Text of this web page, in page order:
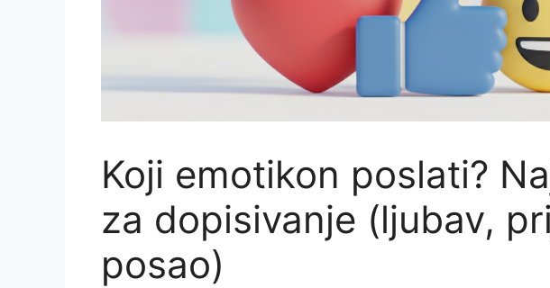
Koji emotikon poslati?
za dopisivanje (ljubav,
posao)